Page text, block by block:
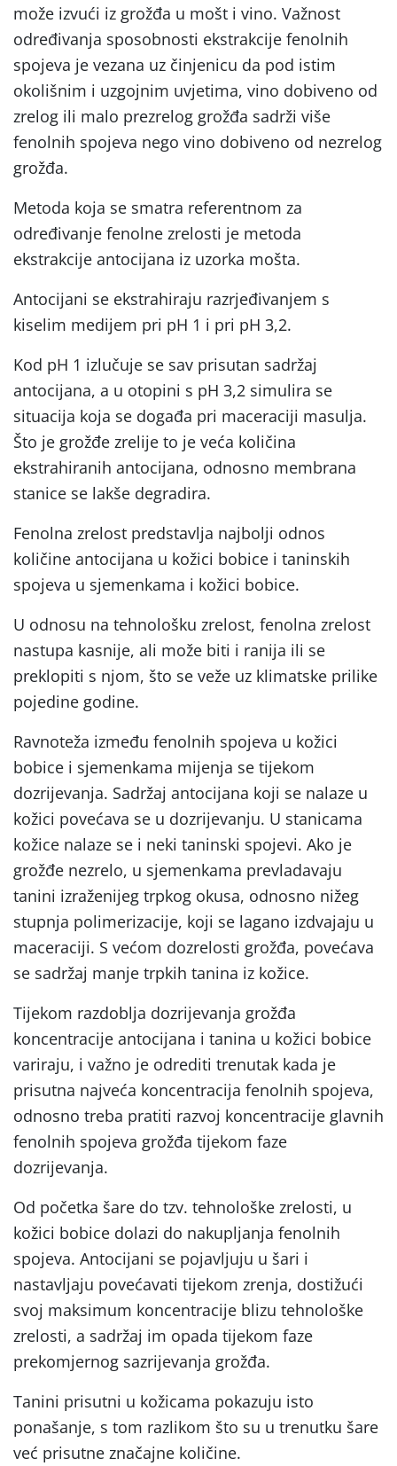
može izvući iz grožđa u mošt i vino. Važnost
određivanja sposobnosti ekstrakcije fenolnih
spojeva je vezana uz činjenicu da pod istim
okolišnim i uzgojnim uvjetima, vino dobiveno od
zrelog ili malo prezrelog grožđa sadrži više
fenolnih spojeva nego vino dobiveno od nezrelog
grožđa.
Metoda koja se smatra referentnom za
određivanje fenolne zrelosti je metoda
ekstrakcije antocijana iz uzorka mošta.
Antocijani se ekstrahiraju razrjeđivanjem s
kiselim medijem pri pH 1 i pri pH 3,2.
Kod pH 1 izlučuje se sav prisutan sadržaj
antocijana, a u otopini s pH 3,2 simulira se
situacija koja se događa pri maceraciji masulja.
Što je grožđe zrelije to je veća količina
ekstrahiranih antocijana, odnosno membrana
stanice se lakše degradira.
Fenolna zrelost predstavlja najbolji odnos
količine antocijana u kožici bobice i taninskih
spojeva u sjemenkama i kožici bobice.
U odnosu na tehnološku zrelost, fenolna zrelost
nastupa kasnije, ali može biti i ranija ili se
preklopiti s njom, što se veže uz klimatske prilike
pojedine godine.
Ravnoteža između fenolnih spojeva u kožici
bobice i sjemenkama mijenja se tijekom
dozrijevanja. Sadržaj antocijana koji se nalaze u
kožici povećava se u dozrijevanju. U stanicama
kožice nalaze se i neki taninski spojevi. Ako je
grožđe nezrelo, u sjemenkama prevladavaju
tanini izraženijeg trpkog okusa, odnosno nižeg
stupnja polimerizacije, koji se lagano izdvajaju u
maceraciji. S većom dozrelosti grožđa, povećava
se sadržaj manje trpkih tanina iz kožice.
Tijekom razdoblja dozrijevanja grožđa
koncentracije antocijana i tanina u kožici bobice
variraju, i važno je odrediti trenutak kada je
prisutna najveća koncentracija fenolnih spojeva,
odnosno treba pratiti razvoj koncentracije glavnih
fenolnih spojeva grožđa tijekom faze
dozrijevanja.
Od početka šare do tzv. tehnološke zrelosti, u
kožici bobice dolazi do nakupljanja fenolnih
spojeva. Antocijani se pojavljuju u šari i
nastavljaju povećavati tijekom zrenja, dostižući
svoj maksimum koncentracije blizu tehnološke
zrelosti, a sadržaj im opada tijekom faze
prekomjernog sazrijevanja grožđa.
Tanini prisutni u kožicama pokazuju isto
ponašanje, s tom razlikom što su u trenutku šare
već prisutne značajne količine.